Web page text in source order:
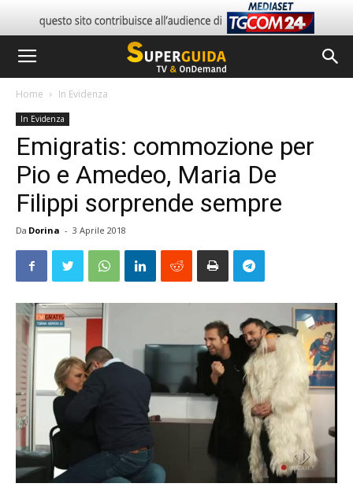
Home In Evidenza
In Evidenza
Emigratis: commozione per
Pio e Amedeo, Maria De
Filippi sorprende sempre
Da Dorina - 3 Aprile 2018